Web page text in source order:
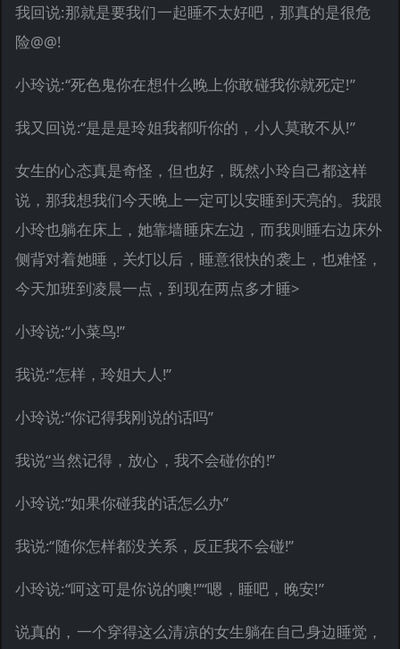
我回说:那就是要我们一起睡不太好吧，那真的是很危
险@@!
小玲说:“死色鬼你在想什么晚上你敢碰我你就死定!”
我又回说:“是是是玲姐我都听你的，小人莫敢不从!”
女生的心态真是奇怪，但也好，既然小玲自己都这样
说，那我想我们今天晚上一定可以安睡到天亮的。我跟
小玲也躺在床上，她靠墙睡床左边，而我则睡右边床外
侧背对着她睡，关灯以后，睡意很快的袭上，也难怪，
今天加班到凌晨一点，到现在两点多才睡>
小玲说:“小菜鸟!”
我说:“怎样，玲姐大人!”
小玲说:“你记得我刚说的话吗”
我说“当然记得，放心，我不会碰你的!”
小玲说:“如果你碰我的话怎么办”
我说:“随你怎样都没关系，反正我不会碰!”
小玲说:“呵这可是你说的噢!”“嗯，睡吧，晚安!”
说真的，一个穿得这么清凉的女生躺在自己身边睡觉，